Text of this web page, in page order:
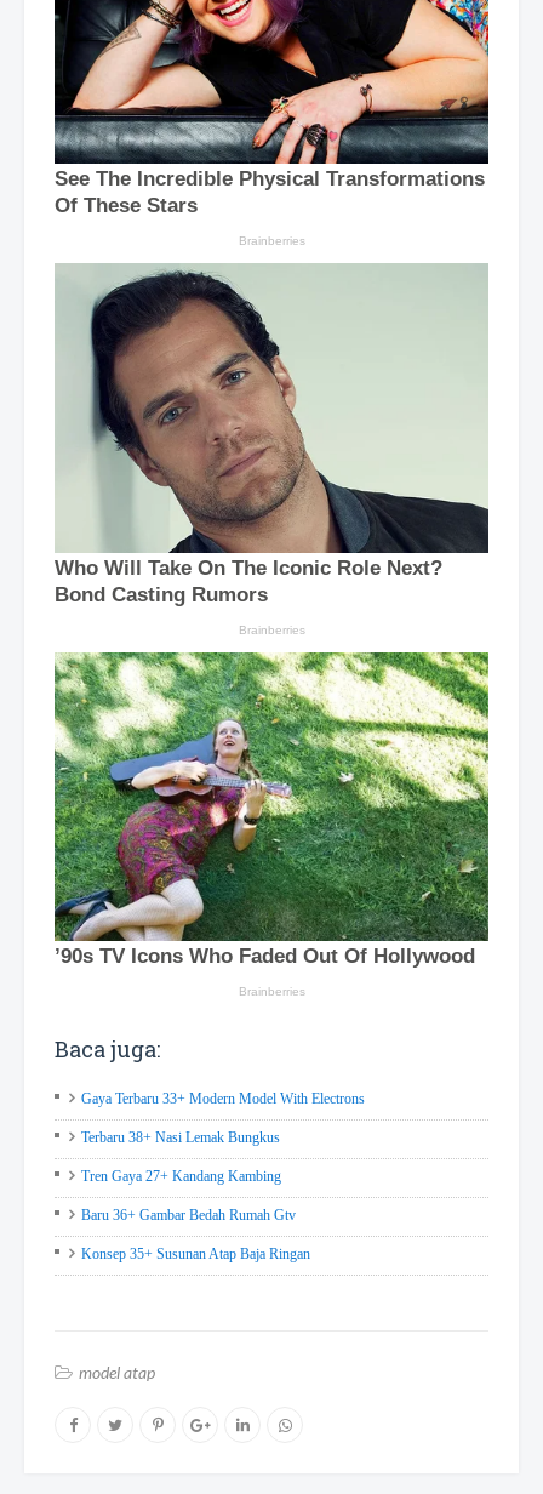
Baca juga:
Gaya Terbaru 33+ Modern Model With Electrons
Terbaru 38+ Nasi Lemak Bungkus
Tren Gaya 27+ Kandang Kambing
Baru 36+ Gambar Bedah Rumah Gtv
Konsep 35+ Susunan Atap Baja Ringan
model atap